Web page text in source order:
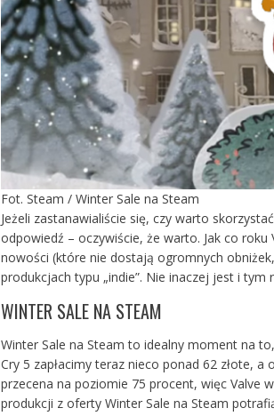
Fot. Steam / Winter Sale na Steam
Jeżeli zastanawialiście się, czy warto
odpowiedź – oczywiście, że warto. Jak co
nowości (które nie dostają ogromnych
produkcjach typu „indie”. Nie inaczej jest i tym
WINTER SALE NA STEAM
Winter Sale na Steam to idealny moment na
Cry 5 zapłacimy teraz nieco ponad 62 złote, a
przecena na poziomie 75 procent, więc Valve
produkcji z oferty Winter Sale na Steam